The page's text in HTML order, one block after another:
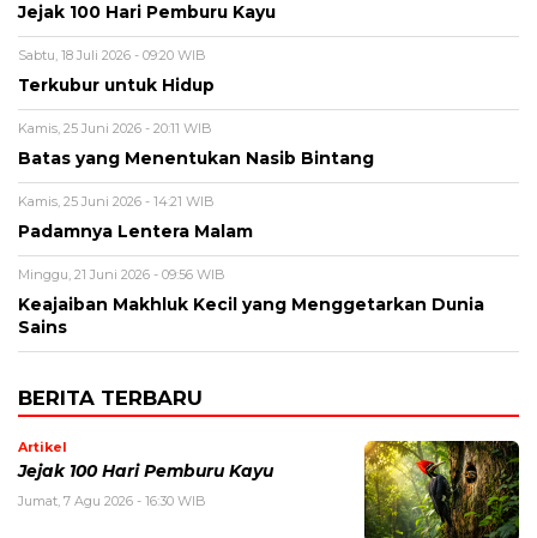
Jejak 100 Hari Pemburu Kayu
Sabtu, 18 Juli 2026 - 09:20 WIB
Terkubur untuk Hidup
Kamis, 25 Juni 2026 - 20:11 WIB
Batas yang Menentukan Nasib Bintang
Kamis, 25 Juni 2026 - 14:21 WIB
Padamnya Lentera Malam
Minggu, 21 Juni 2026 - 09:56 WIB
Keajaiban Makhluk Kecil yang Menggetarkan Dunia
Sains
BERITA TERBARU
Artikel
Jejak 100 Hari Pemburu Kayu
Jumat, 7 Agu 2026 - 16:30 WIB